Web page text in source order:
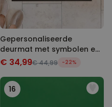
Gepersonaliseerde
deurmat met symbolen en
naam
€ 34,99€ 44,99 -22%
16